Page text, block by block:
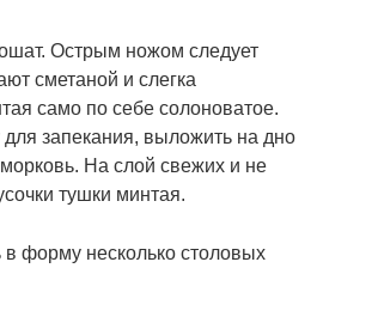
Острым ножом следует
сметаной и слегка
само по себе солоноватое.
запекания, выложить на дно
На слой свежих и не
тушки минтая.
форму несколько столовых